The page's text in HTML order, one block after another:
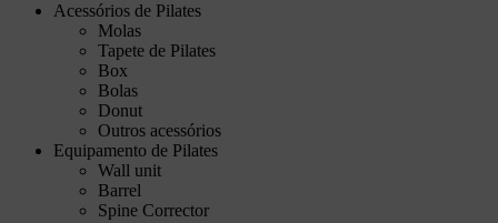
Acessórios de Pilates
Molas
Tapete de Pilates
Box
Bolas
Donut
Outros acessórios
Equipamento de Pilates
Wall unit
Barrel
Spine Corrector